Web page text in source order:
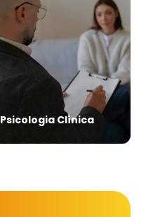
Psicologia Clínica